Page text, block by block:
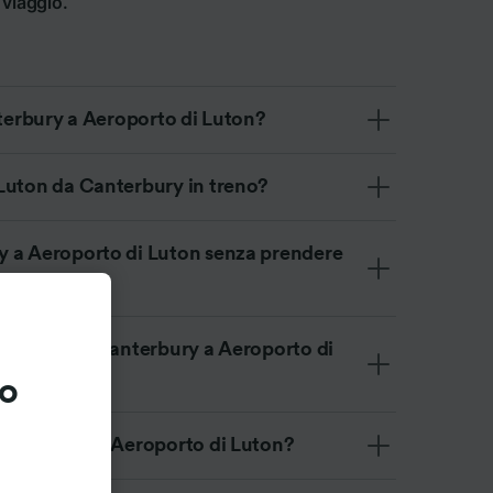
a Aeroporto di Luton?
da Canterbury in treno?
a Aeroporto di Luton senza prendere
da Canterbury a Aeroporto di
a Aeroporto di Luton?